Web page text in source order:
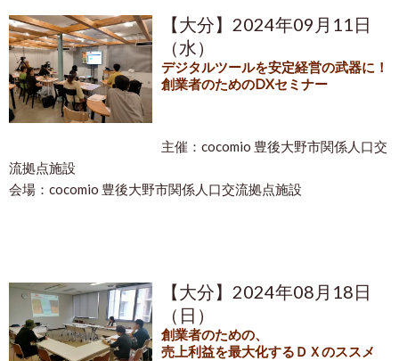
【大分】2024年09月11日
（水）
デジタルツールを安定経営の武器に！
創業者のためのDXセミナー
主催：cocomio 豊後大野市関係人口交
流拠点施設
会場： cocomio 豊後大野市関係人口交流拠点施設
【大分】2024年08月18日
（日）
創業者のための、
売上利益を最大化するＤＸのススメ